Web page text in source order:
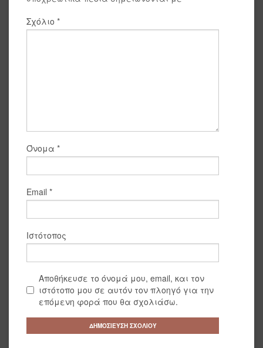
Σχόλιο *
Όνομα *
Email *
Ιστότοπος
Αποθήκευσε το όνομά μου, email, και τον
ιστότοπο μου σε αυτόν τον πλοηγό για την
επόμενη φορά που θα σχολιάσω.